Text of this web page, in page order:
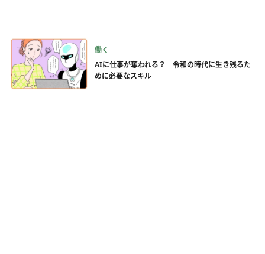
働く
AIに仕事が奪われる？ 令和の時代に生き残るた
めに必要なスキル